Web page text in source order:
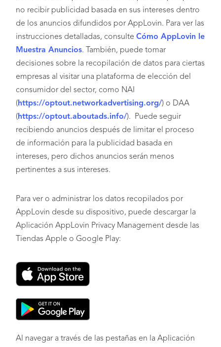
no recibir publicidad basada en sus intereses dentro
de los anuncios difundidos por AppLovin. Para ver las
instrucciones detalladas, consulte Cómo AppLovin le
Muestra Anuncios. También, puede tomar
decisiones sobre la recopilación de datos para ciertas
empresas al visitar una plataforma de elección del
consumidor del sector, como NAI
( https://optout.networkadvertising.org/) o DAA
( https://optout.aboutads.info/). Puede seguir
recibiendo anuncios después de limitar el proceso
de información para la publicidad basada en
intereses, pero dichos anuncios serán menos
pertinentes a sus intereses.
Para ver o administrar los datos recopilados por
AppLovin desde su dispositivo, puede descargar la
Aplicación AppLovin Privacy Management desde las
Tiendas Apple o Google Play:
Al navegar a través de las pestañas en la Aplicación